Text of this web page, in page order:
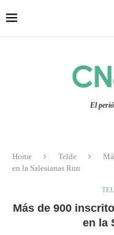
El
Home Telde
en la Salesianas Run
Más de 900
en la